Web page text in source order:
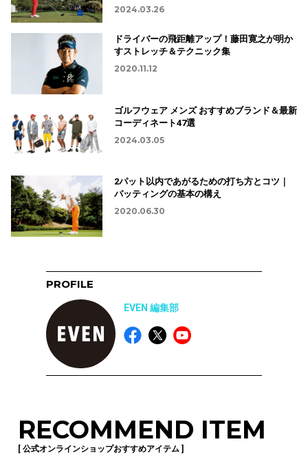
2024.03.26
ドライバーの飛距離アップ！藤田寛之が明か
すストレッチ＆テクニック集
2020.11.12
ゴルフウェア メンズ おすすめブランド＆最新
コーディネート47選
2024.03.05
2パット以内であがるための打ち方とコツ｜
パッティングの基本の構え
2020.06.30
PROFILE
EVEN 編集部
RECOMMEND ITEM
[ 公式オンラインショップおすすめアイテム ]